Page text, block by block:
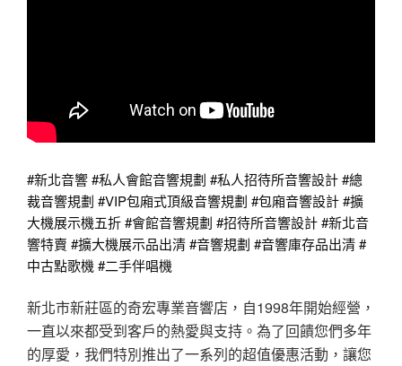
#新北音響 #私人會館音響規劃 #私人招待所音響設計 #總
裁音響規劃 #VIP包廂式頂級音響規劃 #包廂音響設計 #擴
大機展示機五折 #會館音響規劃 #招待所音響設計 #新北音
響特賣 #擴大機展示品出清 #音響規劃 #音響庫存品出清 #
中古點歌機 #二手伴唱機
新北市新莊區的奇宏專業音響店，自1998年開始經營，
一直以來都受到客戶的熱愛與支持。為了回饋您們多年
的厚愛，我們特別推出了一系列的超值優惠活動，讓您